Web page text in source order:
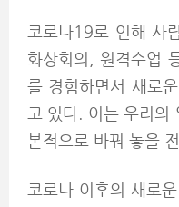
코로나19로 인해 사
화상회의, 원격수업
를 경험하면서 새로
고 있다. 이는 우리의
본적으로 바꿔 놓을
코로나 이후의 새로